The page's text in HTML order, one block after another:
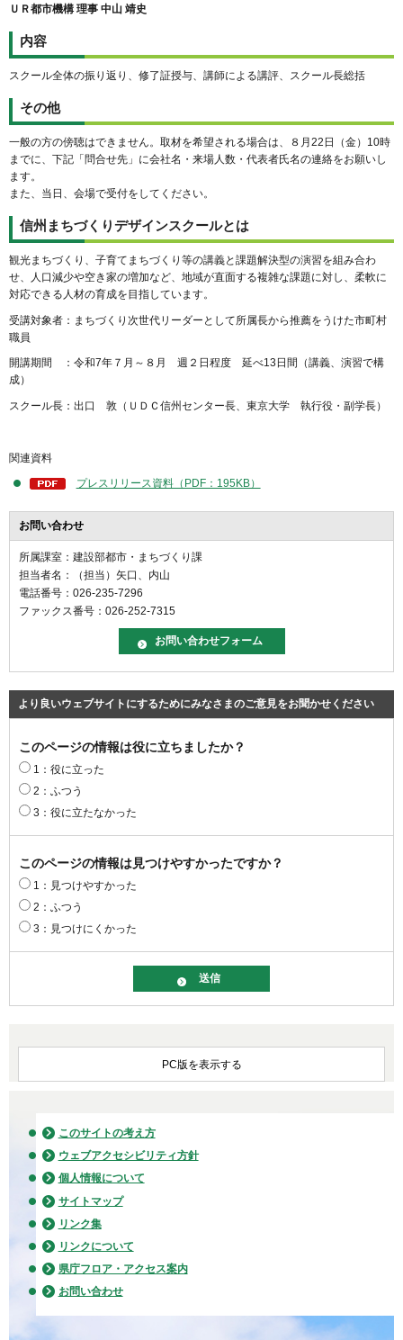
ＵＲ都市機構 理事 中山 靖史
内容
スクール全体の振り返り、修了証授与、講師による講評、スクール長総括
その他
一般の方の傍聴はできません。取材を希望される場合は、８月22日（金）10時
までに、下記「問合せ先」に会社名・来場人数・代表者氏名の連絡をお願いし
ます。
また、当日、会場で受付をしてください。
信州まちづくりデザインスクールとは
観光まちづくり、子育てまちづくり等の講義と課題解決型の演習を組み合わ
せ、人口減少や空き家の増加など、地域が直面する複雑な課題に対し、柔軟に
対応できる人材の育成を目指しています。
受講対象者：まちづくり次世代リーダーとして所属長から推薦をうけた市町村
職員
開講期間 ：令和7年７月～８月 週２日程度 延べ13日間（講義、演習で構
成）
スクール長：出口 敦（ＵＤＣ信州センター長、東京大学 執行役・副学長）
関連資料
プレスリリース資料（PDF：195KB）
お問い合わせ
所属課室：建設部都市・まちづくり課
担当者名：（担当）矢口、内山
電話番号：026-235-7296
ファックス番号：026-252-7315
より良いウェブサイトにするためにみなさまのご意見をお聞かせください
このページの情報は役に立ちましたか？
1：役に立った
2：ふつう
3：役に立たなかった
このページの情報は見つけやすかったですか？
1：見つけやすかった
2：ふつう
3：見つけにくかった
PC版を表示する
このサイトの考え方
ウェブアクセシビリティ方針
個人情報について
サイトマップ
リンク集
リンクについて
県庁フロア・アクセス案内
お問い合わせ